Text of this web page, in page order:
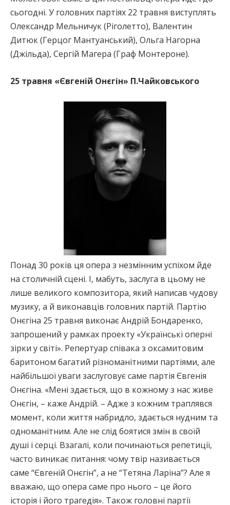
сьогодні. У головних партіях 22 травня виступлять
Олександр Мельничук (Ріголетто), Валентин
Дитюк (Герцог Мантуанський), Ольга Нагорна
(Джільда), Сергій Магера (Граф Монтероне).
25 травня «Євгеній Онєгін» П.Чайковського
Понад 30 років ця опера з незмінним успіхом йде
на столичній сцені. І, мабуть, заслуга в цьому не
лише великого композитора, який написав чудову
музику, а й виконавців головних партій. Партію
Онєгіна 25 травня виконає Андрій Бондаренко,
запрошений у рамках проекту «Українські оперні
зірки у світі». Репертуар співака з оксамитовим
баритоном багатий різноманітними партіями, але
найбільшої уваги заслуговує саме партія Євгенія
Онєгіна. «Мені здається, що в кожному з нас живе
Онєгін, – каже Андрій. – Адже з кожним траплявся
момент, коли життя набридло, здається нудним та
одноманітним. Але не слід боятися змін в своїй
душі і серці. Взагалі, коли починаються репетиції,
часто виникає питання: чому твір називається
саме “Євгеній Онєгін”, а не “Тетяна Ларіна”? Але я
вважаю, що опера саме про нього – це його
історія і його трагедія». Також головні партії